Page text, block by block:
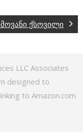
ქსოვილი
LLC Associates
designed to
to Amazon.com